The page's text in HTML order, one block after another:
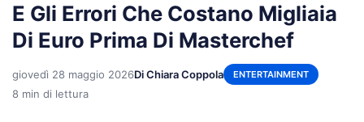
E Gli Errori Che Costano Migliaia
Di Euro Prima Di Masterchef
giovedì 28 maggio 2026Di Chiara Coppola ENTERTAINMENT
8 min di lettura